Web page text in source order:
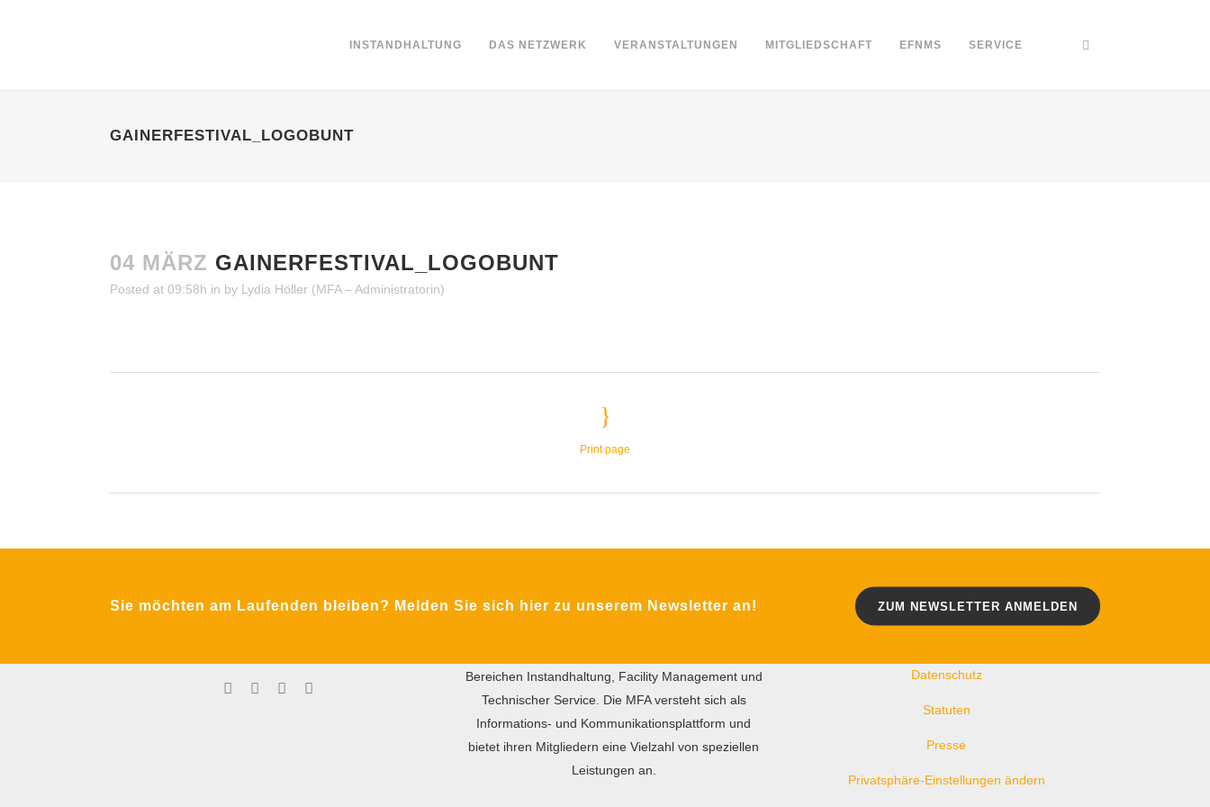
INSTANDHALTUNG DAS NETZWERK VERANSTALTUNGEN MITGLIEDSCHAFT EFNMS SERVICE
GAINERFESTIVAL_LOGOBUNT
04 MÄRZ GAINERFESTIVAL_LOGOBUNT
Posted at 09:58h in by Lydia Höller (MFA – Administratorin)
Print page
Sie möchten am Laufenden bleiben? Melden Sie sich hier zu unserem Newsletter an! ZUM NEWSLETTER ANMELDEN
A-5071 Wals bei Salzburg
Das Ziel des gemeinnützigen Vereins MFA ist der
Bereichen Instandhaltung, Facility Management und
Technischer Service. Die MFA versteht sich als
Informations- und Kommunikationsplattform und
bietet ihren Mitgliedern eine Vielzahl von speziellen
Leistungen an.
Kontakt
Datenschutz
Statuten
Presse
Privatsphäre-Einstellungen ändern